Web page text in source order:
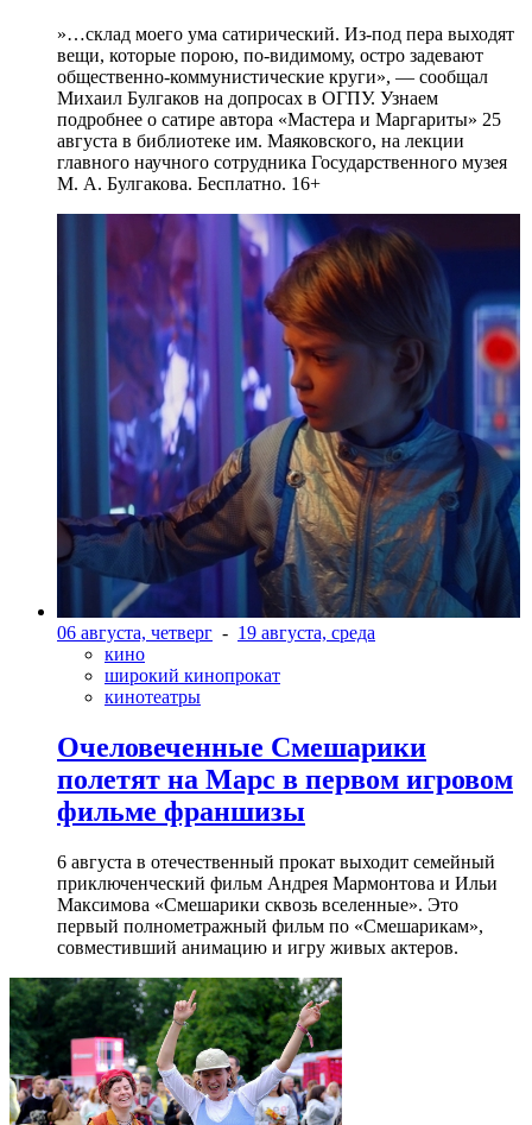
»…склад моего ума сатирический. Из-под пера выходят
вещи, которые порою, по-видимому, остро задевают
общественно-коммунистические круги», — сообщал
Михаил Булгаков на допросах в ОГПУ. Узнаем
подробнее о сатире автора «Мастера и Маргариты» 25
августа в библиотеке им. Маяковского, на лекции
главного научного сотрудника Государственного музея
М. А. Булгакова. Бесплатно. 16+
06 августа, четверг - 19 августа, среда
кино
широкий кинопрокат
кинотеатры
Очеловеченные Смешарики
полетят на Марс в первом игровом
фильме франшизы
6 августа в отечественный прокат выходит семейный
приключенческий фильм Андрея Мармонтова и Ильи
Максимова «Смешарики сквозь вселенные». Это
первый полнометражный фильм по «Смешарикам»,
совместивший анимацию и игру живых актеров.